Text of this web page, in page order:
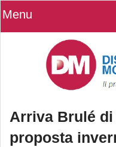
Menu
Arriva Brulé
proposta